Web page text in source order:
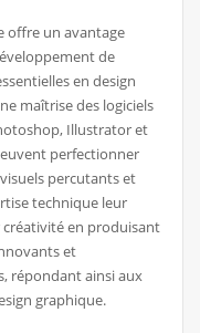
offre un avantage
de
en design
maîtrise des logiciels
Illustrator et
perfectionner
percutants et
technique leur
en produisant
et
répondant ainsi aux
graphique.